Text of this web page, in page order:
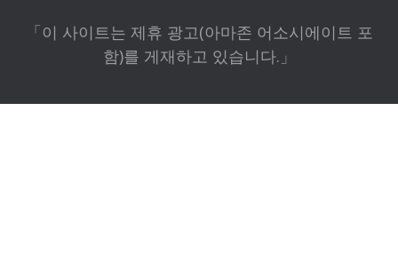
「이 사이트는 제휴 광고(아마존 어소시에이트 포
함)를 게재하고 있습니다.」